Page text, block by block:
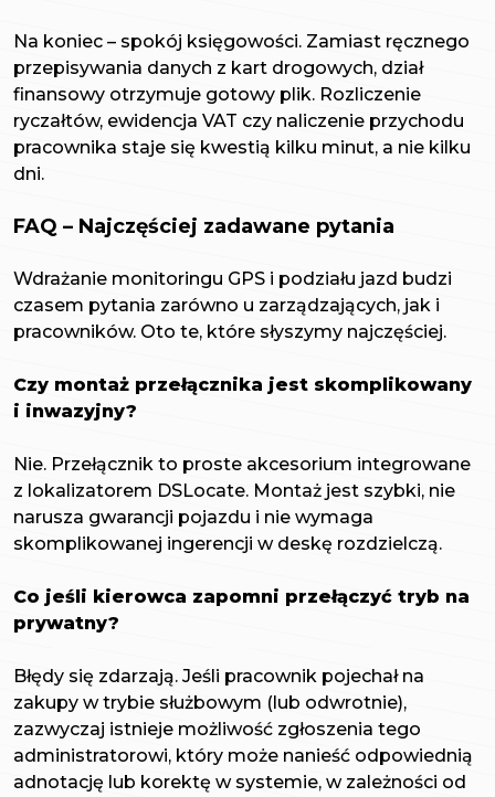
Na koniec – spokój księgowości. Zamiast ręcznego
przepisywania danych z kart drogowych, dział
finansowy otrzymuje gotowy plik. Rozliczenie
ryczałtów, ewidencja VAT czy naliczenie przychodu
pracownika staje się kwestią kilku minut, a nie kilku
dni.
FAQ – Najczęściej zadawane pytania
Wdrażanie monitoringu GPS i podziału jazd budzi
czasem pytania zarówno u zarządzających, jak i
pracowników. Oto te, które słyszymy najczęściej.
Czy montaż przełącznika jest skomplikowany
i inwazyjny?
Nie. Przełącznik to proste akcesorium integrowane
z lokalizatorem DSLocate. Montaż jest szybki, nie
narusza gwarancji pojazdu i nie wymaga
skomplikowanej ingerencji w deskę rozdzielczą.
Co jeśli kierowca zapomni przełączyć tryb na
prywatny?
Błędy się zdarzają. Jeśli pracownik pojechał na
zakupy w trybie służbowym (lub odwrotnie),
zazwyczaj istnieje możliwość zgłoszenia tego
administratorowi, który może nanieść odpowiednią
adnotację lub korektę w systemie, w zależności od